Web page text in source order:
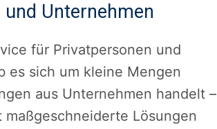
Unternehmen
für Privatpersonen und
es sich um kleine Mengen
aus Unternehmen handelt –
Lösungen